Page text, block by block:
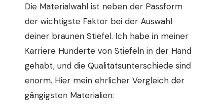
Die Materialwahl ist neben der Passform
der wichtigste Faktor bei der Auswahl
deiner braunen Stiefel. Ich habe in meiner
Karriere Hunderte von Stiefeln in der Hand
gehabt, und die Qualitätsunterschiede sind
enorm. Hier mein ehrlicher Vergleich der
gängigsten Materialien: